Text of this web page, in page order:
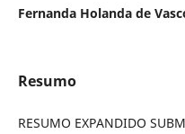
Fernanda Holanda de
Resumo
RESUMO EXPANDIDO